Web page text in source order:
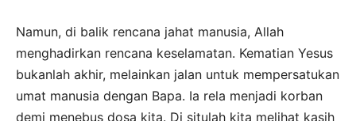
Namun, di balik rencana jahat manusia, Allah
menghadirkan rencana keselamatan. Kematian Yesus
bukanlah akhir, melainkan jalan untuk mempersatukan
umat manusia dengan Bapa. Ia rela menjadi korban
demi menebus dosa kita. Di situlah kita melihat kasih